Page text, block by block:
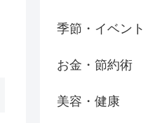
季節・イベント
お金・節約術
美容・健康